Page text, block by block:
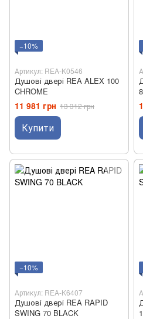
−10%
Артикул: REA-K0546
Душові двері REA ALEX 100
CHROME
11 981 грн 13 312 грн
Купити
−10%
Артикул: REA-K6407
Душові двері REA RAPID
SWING 70 BLACK